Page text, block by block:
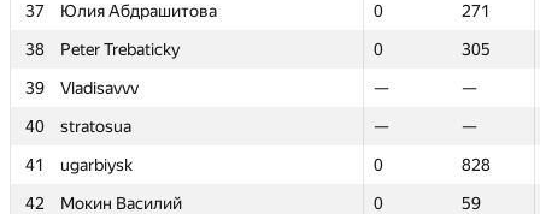
37
Юлия Абдрашитова 0
271
38
Peter Trebaticky 0
305
39
Vladisavvv —
—
40
stratosua —
—
41
ugarbiysk 0
828
42
Мокин Василий 0
59
37
Юлия Абдрашитова 0
271
38
Peter Trebaticky 0
305
39
Vladisavvv —
—
40
stratosua —
—
41
ugarbiysk 0
828
42
Мокин Василий 0
59